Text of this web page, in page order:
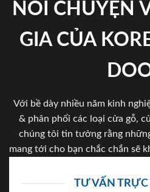
NÓI CHUYỆN
GIA CỦA
Với bề dày nhiều năm kinh
& phân phối các loại cửa gỗ,
chúng tôi tin tưởng rằng
mang tới cho bạn chắc chắn sẽ
TƯ VẤN TRỰC